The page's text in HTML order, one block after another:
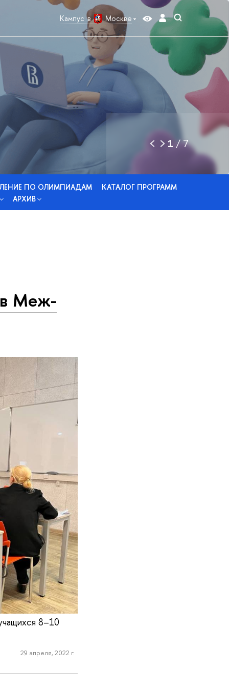
Кампус в Москве
1 /7
ПО ОЛИМПИАДАМ
КАТАЛОГ ПРОГРАММ
АРХИВ
Меж­
8–10
29 апреля, 2022 г.